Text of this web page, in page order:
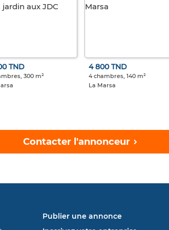
TND
300 m²
4 800 TND
4 chambres, 140 m²
La Marsa
Contacter l'annonceur
Publier une annonce